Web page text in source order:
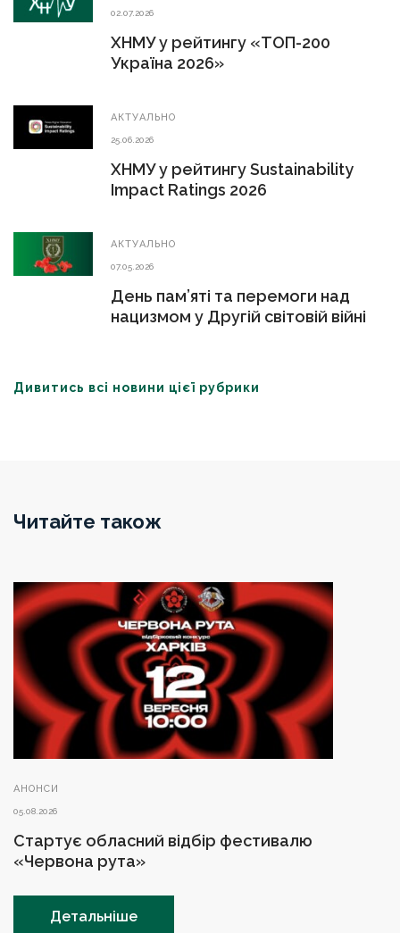
02.07.2026
ХНМУ у рейтингу «ТОП-200
Україна 2026»
АКТУАЛЬНО
25.06.2026
ХНМУ у рейтингу Sustainability
Impact Ratings 2026
АКТУАЛЬНО
07.05.2026
День пам’яті та перемоги над
нацизмом у Другій світовій війні
Дивитись всі новини цієї рубрики
Читайте також
АНОНСИ
05.08.2026
Стартує обласний відбір фестивалю
«Червона рута»
Детальніше